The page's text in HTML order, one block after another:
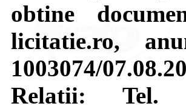
obtine
licitatie.ro,
1003074/
Relatii: Tel.